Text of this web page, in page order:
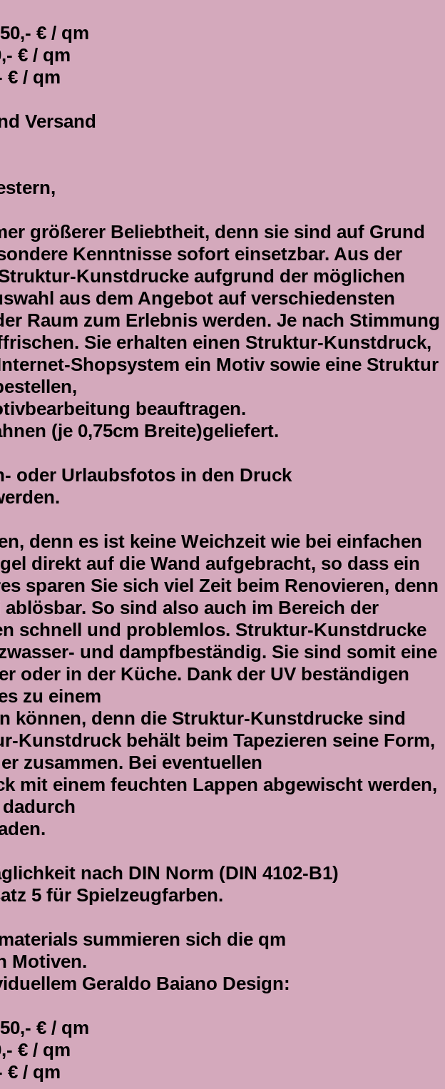
€ / qm
€ / qm
€ / qm
Versand
größerer Beliebtheit, denn sie sind auf Grund
Kenntnisse sofort einsetzbar. Aus der
Kunstdrucke aufgrund der möglichen
aus dem Angebot auf verschiedensten
Raum zum Erlebnis werden. Je nach Stimmung
Sie erhalten einen Struktur-Kunstdruck,
Shopsystem ein Motiv sowie eine Struktur
beauftragen.
(je 0,75cm Breite)geliefert.
oder Urlaubsfotos in den Druck
denn es ist keine Weichzeit wie bei einfachen
direkt auf die Wand aufgebracht, so dass ein
sparen Sie sich viel Zeit beim Renovieren, denn
So sind also auch im Bereich der
schnell und problemlos. Struktur-Kunstdrucke
und dampfbeständig. Sie sind somit eine
oder in der Küche. Dank der UV beständigen
zu einem
können, denn die Struktur-Kunstdrucke sind
Kunstdruck behält beim Tapezieren seine Form,
zusammen. Bei eventuellen
mit einem feuchten Lappen abgewischt werden,
nach DIN Norm (DIN 4102-B1)
5 für Spielzeugfarben.
summieren sich die qm
Motiven.
Geraldo Baiano Design:
€ / qm
€ / qm
€ / qm